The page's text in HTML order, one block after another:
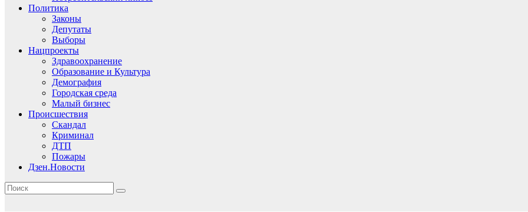
Политика
Законы
Депутаты
Выборы
Нацпроекты
Здравоохранение
Образование и Культура
Демография
Городская среда
Малый бизнес
Происшествия
Скандал
Криминал
ДТП
Пожары
Дзен.Новости